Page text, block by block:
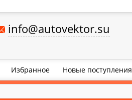
info@autovektor.su
Избранное Новые поступления